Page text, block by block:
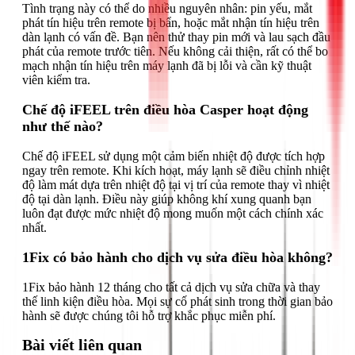
Tình trạng này có thể do nhiều nguyên nhân: pin yếu, mắt
phát tín hiệu trên remote bị bẩn, hoặc mắt nhận tín hiệu trên
dàn lạnh có vấn đề. Bạn nên thử thay pin mới và lau sạch đầu
phát của remote trước tiên. Nếu không cải thiện, rất có thể bo
mạch nhận tín hiệu trên máy lạnh đã bị lỗi và cần kỹ thuật
viên kiểm tra.
Chế độ iFEEL trên điều hòa Casper hoạt động
như thế nào?
Chế độ iFEEL sử dụng một cảm biến nhiệt độ được tích hợp
ngay trên remote. Khi kích hoạt, máy lạnh sẽ điều chỉnh nhiệt
độ làm mát dựa trên nhiệt độ tại vị trí của remote thay vì nhiệt
độ tại dàn lạnh. Điều này giúp không khí xung quanh bạn
luôn đạt được mức nhiệt độ mong muốn một cách chính xác
nhất.
1Fix có bảo hành cho dịch vụ sửa điều hòa không?
1Fix bảo hành 12 tháng cho tất cả dịch vụ sửa chữa và thay
thế linh kiện điều hòa. Mọi sự cố phát sinh trong thời gian bảo
hành sẽ được chúng tôi hỗ trợ khắc phục miễn phí.
Bài viết liên quan